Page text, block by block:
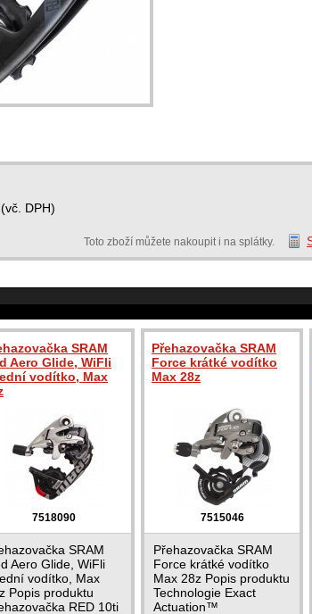
(vč. DPH)
Toto zboží můžete nakoupit i na splátky.
SRAM
Aero Glide, WiFli
vodítko, Max
7518090
SRAM
Aero Glide, WiFli
vodítko, Max
Popis produktu
RED 10ti
Přehazovačka SRAM
Force krátké vodítko
Max 28z
7515046
Přehazovačka SRAM
Force krátké vodítko
Max 28z Popis produktu
Technologie Exact
Actuation™